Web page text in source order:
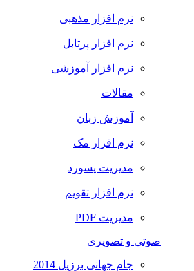
نرم افزار مذهبی
نرم افزار پرتابل
نرم افزار آموزشی
مقالات
آموزش زبان
نرم افزار مک
مدیریت پسورد
نرم افزار تقویم
مدیریت PDF
صوتی و تصویری
جام جهانی برزیل 2014